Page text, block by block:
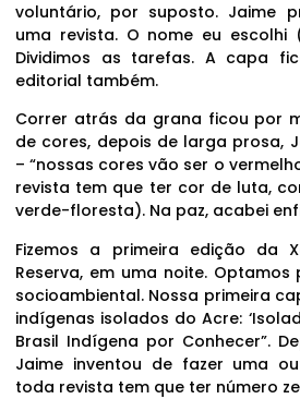
voluntário, por suposto. Jaime
uma revista. O nome eu escolhi
Dividimos as tarefas. A capa
editorial também.
Correr atrás da grana ficou por
de cores, depois de larga prosa,
– “nossas cores vão ser o
revista tem que ter cor de luta,
verde-floresta). Na paz, acabei
Fizemos a primeira edição da
Reserva, em uma noite.
socioambiental. Nossa primeira
indígenas isolados do Acre:
Brasil Indígena por Conhecer”.
Jaime inventou de fazer uma
toda revista tem que ter número